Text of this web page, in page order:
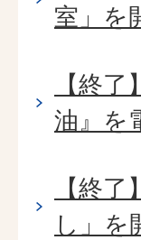
室」を
【終
油』を
【終
し」を